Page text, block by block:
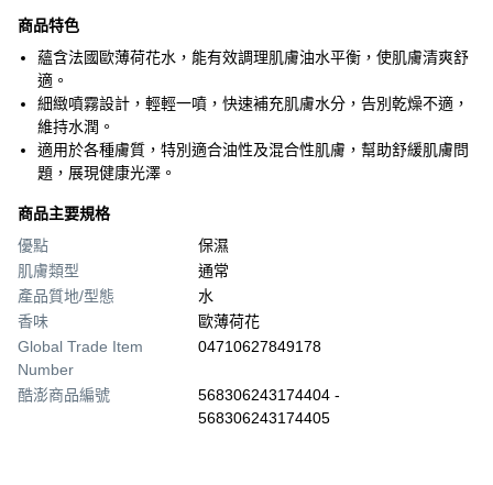
商品特色
蘊含法國歐薄荷花水，能有效調理肌膚油水平衡，使肌膚清爽舒
適。
細緻噴霧設計，輕輕一噴，快速補充肌膚水分，告別乾燥不適，
維持水潤。
適用於各種膚質，特別適合油性及混合性肌膚，幫助舒緩肌膚問
題，展現健康光澤。
商品主要規格
優點
保濕
肌膚類型
通常
產品質地/型態
水
香味
歐薄荷花
Global Trade Item
Number
04710627849178
酷澎商品編號
568306243174404 -
568306243174405